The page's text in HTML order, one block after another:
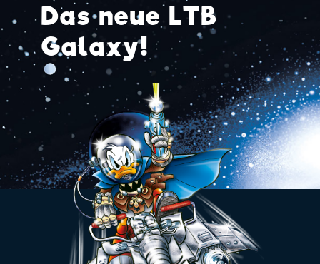
Das neue LTB
Galaxy!